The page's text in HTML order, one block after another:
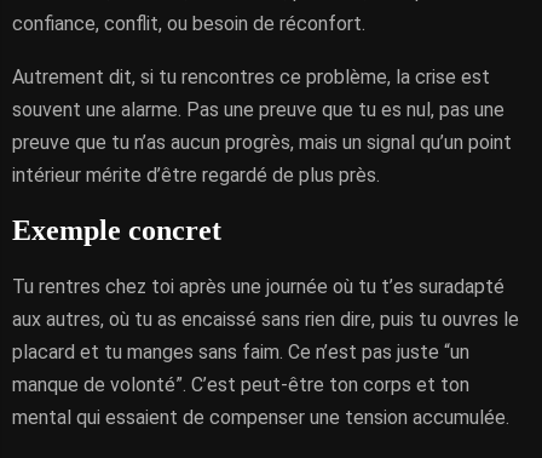
confiance, conflit, ou besoin de réconfort.
Autrement dit, si tu rencontres ce problème, la crise est
souvent une alarme. Pas une preuve que tu es nul, pas une
preuve que tu n’as aucun progrès, mais un signal qu’un point
intérieur mérite d’être regardé de plus près.
Exemple concret
Tu rentres chez toi après une journée où tu t’es suradapté
aux autres, où tu as encaissé sans rien dire, puis tu ouvres le
placard et tu manges sans faim. Ce n’est pas juste “un
manque de volonté”. C’est peut-être ton corps et ton
mental qui essaient de compenser une tension accumulée.